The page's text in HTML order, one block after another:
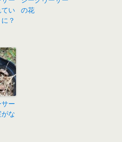
い
？
の花
ー
な